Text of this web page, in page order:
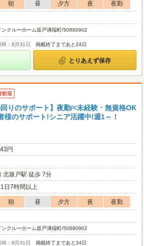
朝 昼 夕方 夜
夜勤
ンクルーホーム坂戸溝端町/50880902
時：8月31日 掲載終了まであと24日
とりあえず保存
歓迎
回りのサポート】夜勤/<未経験・無資格OK
様のサポート!シニア活躍中!週1～！
円
北坂戸駅 徒歩 7分
日7時間以上
朝 昼 夕方 夜
夜勤
ンクルーホーム坂戸溝端町/50880902
時：8月31日 掲載終了まであと24日